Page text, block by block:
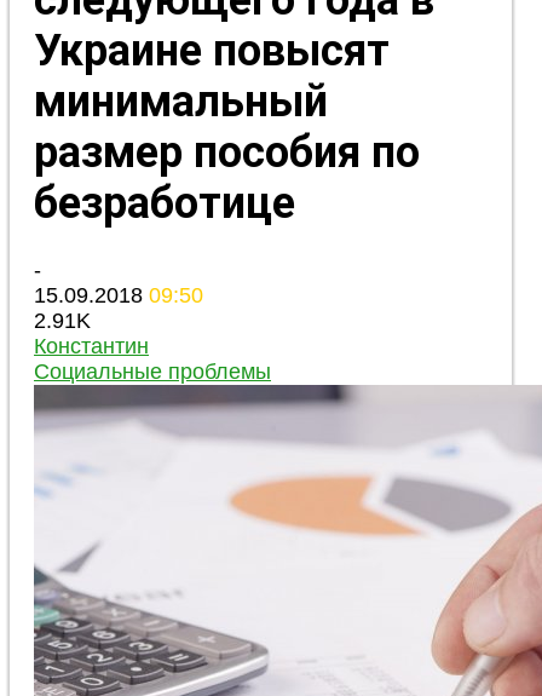
Украине повысят
минимальный
размер пособия по
безработице
-
15.09.2018 09:50
2.91K
Константин
Социальные проблемы